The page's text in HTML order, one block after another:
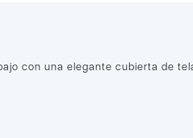
con una elegante cubierta de